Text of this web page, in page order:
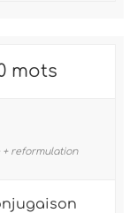
mots
reformulation